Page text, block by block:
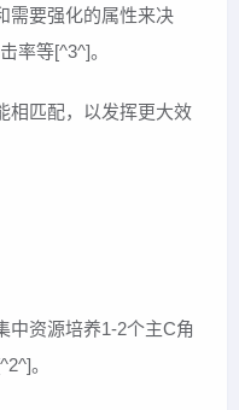
需要强化的属性来决
率等[^3^]。
相匹配，以发挥更大效
中资源培养1-2个主C角
。